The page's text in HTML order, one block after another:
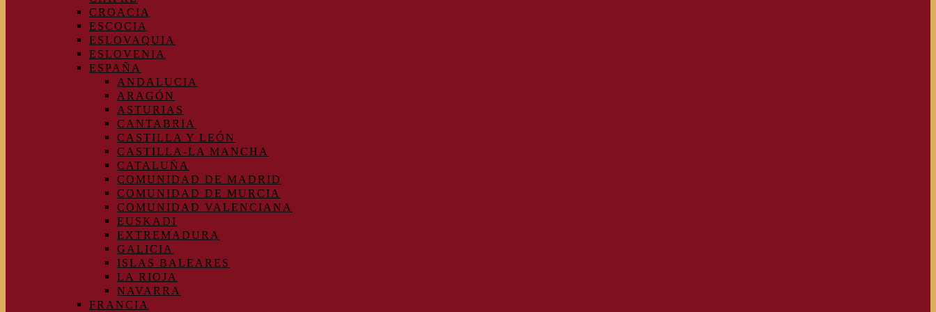
CROACIA
ESCOCIA
ESLOVAQUIA
ESLOVENIA
ESPAÑA
ANDALUCIA
ARAGÓN
ASTURIAS
CANTABRIA
CASTILLA Y LEÓN
CASTILLA-LA MANCHA
CATALUÑA
COMUNIDAD DE MADRID
COMUNIDAD DE MURCIA
COMUNIDAD VALENCIANA
EUSKADI
EXTREMADURA
GALICIA
ISLAS BALEARES
LA RIOJA
NAVARRA
FRANCIA